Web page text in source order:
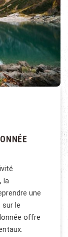
la
une
sur le
offre